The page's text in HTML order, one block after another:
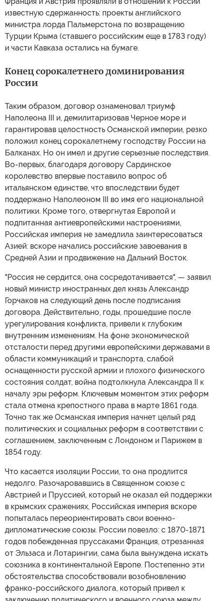
известную сдержанность: проекты английского
министра лорда Пальмерстона по возвращению
Турции Крыма (ставшего российским еще в 1783 году)
и части Кавказа остались на бумаге.
Конец сорокалетнего доминирования
России
Таким образом, договор ознаменовал триумф
Наполеона III и, демилитаризовав Черное море и
гарантировав целостность Османской империи, резко
положил конец сорокалетнему господству России на
Балканах. Но он имел и другие серьезные последствия.
Во-первых, благодаря договору Сардинское
королевство впервые поставило вопрос об
итальянском единстве, что впоследствии будет
поддержано Наполеоном III во имя его национальной
политики. Кроме того, отвергнутая Европой и
подпитанная антиевропейскими настроениями,
Российская империя не замедлила заинтересоваться
Азией: вскоре начались российские завоевания в
Средней Азии и продвижение на Дальний Восток.
"Россия не сердится, она сосредотачивается", — заявил
новый министр иностранных дел князь Александр
Горчаков на следующий день после подписания
договора. Действительно, годы, прошедшие после
урегулирования конфликта, привели к глубоким
внутренним изменениям. На фоне экономической
отсталости перед другими европейскими державами в
области коммуникаций и транспорта, слабой
оснащенности русской армии и плохого физического
состояния солдат, война подтолкнула Александра II к
началу эры реформ. Ключевым моментом этих реформ
стала отмена крепостного права в марте 1861 года.
Точно так же Османская империя начнет целый ряд
политических и социальных реформ в соответствии с
соглашением, заключенным с Лондоном и Парижем в
1854 году.
Что касается изоляции России, то она продлится
недолго. Разочаровавшись в Священном союзе с
Австрией и Пруссией, который не оказал ей поддержки
в крымских сражениях, Российская империя вскоре
попыталась переориентировать свои военно-
дипломатические союзы. России повезло: с 1870-1871
годов побежденная пруссаками Франция, отрезанная
от Эльзаса и Лотарингии, сама была вынуждена искать
союзника в континентальной Европе. Постепенно эти
обстоятельства способствовали возобновлению
франко-российского диалога, который привел к